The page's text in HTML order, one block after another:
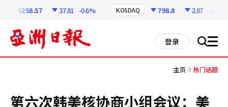
6258.57 37.81 -0.6% KOSDAQ 798.8 2.87 -0.36%
登录 搜 all
主页 热门话题
第六次韩美核协商小组会议：美